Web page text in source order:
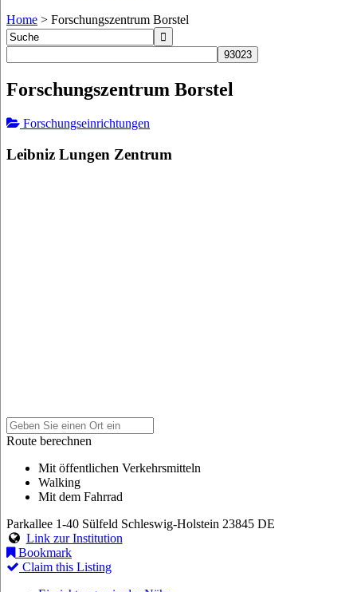
Home > Forschungszentrum Borstel
Forschungszentrum Borstel
Forschungseinrichtungen
Leibniz Lungen Zentrum
Route berechnen
Mit öffentlichen Verkehrsmitteln
Walking
Mit dem Fahrrad
Parkallee 1-40 Sülfeld Schleswig-Holstein 23845 DE
Link zur Institution
Bookmark
Claim this Listing